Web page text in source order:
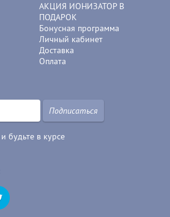
АКЦИЯ ИОНИЗАТОР В
ПОДАРОК
Бонусная программа
Личный кабинет
Доставка
Оплата
Подписаться
будьте в курсе